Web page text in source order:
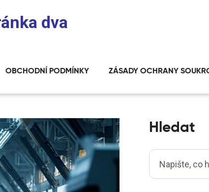
dva
OBCHODNÍ PODMÍNKY ZÁSADY OCHRANY
Hledat